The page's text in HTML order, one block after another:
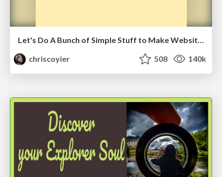
Let's Do A Bunch of Simple Stuff to Make Websites Faster
chriscoyier
508 140k